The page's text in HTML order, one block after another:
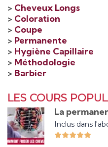
> Cheveux Longs
> Coloration
> Coupe
> Permanente
> Hygiène Capillaire
> Méthodologie
> Barbier
LES COURS
La
Inclus dans